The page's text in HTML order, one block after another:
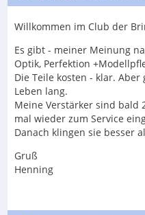
Willkommen im Club der
Es gibt - meiner Meinung
Optik, Perfektion
Die Teile kosten - klar.
Leben lang.
Meine Verstärker sind bald
mal wieder zum Service
Danach klingen sie besser
Gruß
Henning